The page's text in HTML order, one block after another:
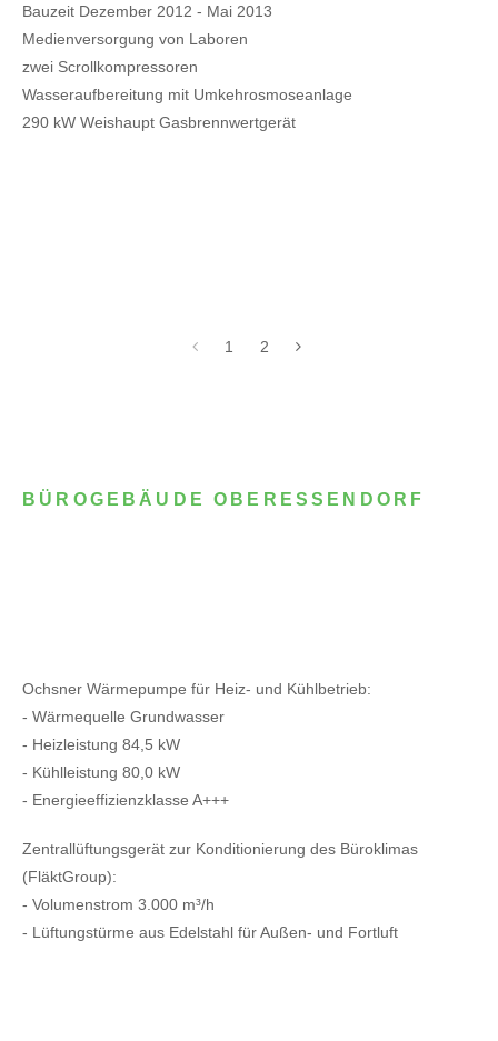
Bauzeit Dezember 2012 - Mai 2013
Medienversorgung von Laboren
zwei Scrollkompressoren
Wasseraufbereitung mit Umkehrosmoseanlage
290 kW Weishaupt Gasbrennwertgerät
1 2
BÜROGEBÄUDE OBERESSENDORF
Ochsner Wärmepumpe für Heiz- und Kühlbetrieb:
- Wärmequelle Grundwasser
- Heizleistung 84,5 kW
- Kühlleistung 80,0 kW
- Energieeffizienzklasse A+++
Zentrallüftungsgerät zur Konditionierung des Büroklimas
(FläktGroup):
- Volumenstrom 3.000 m³/h
- Lüftungstürme aus Edelstahl für Außen- und Fortluft